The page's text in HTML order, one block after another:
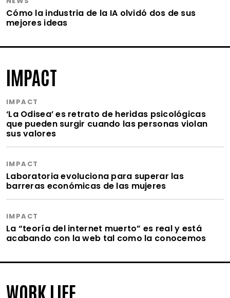
Cómo la industria de la IA olvidó dos de sus
mejores ideas
IMPACT
IMPACT
‘La Odisea’ es retrato de heridas psicológicas
que pueden surgir cuando las personas violan
sus valores
IMPACT
Laboratoria evoluciona para superar las
barreras económicas de las mujeres
IMPACT
La “teoría del internet muerto” es real y está
acabando con la web tal como la conocemos
WORK LIFE